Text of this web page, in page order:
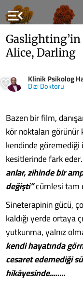
menu_open
Alice, Darling
Klinik Psikolog
Dizi Doktoru
Bazen bir film,
kör noktaları görünür
kendinde göremediği
kesitlerinde fark eder.
anlar, zihinde bir
değişti”cümlesi tam
Sineterapinin gücü,
kaldığı yerde ortaya
yutkunma, yalnız
kendi hayatında
cesaret edemediği
hikâyesinde........